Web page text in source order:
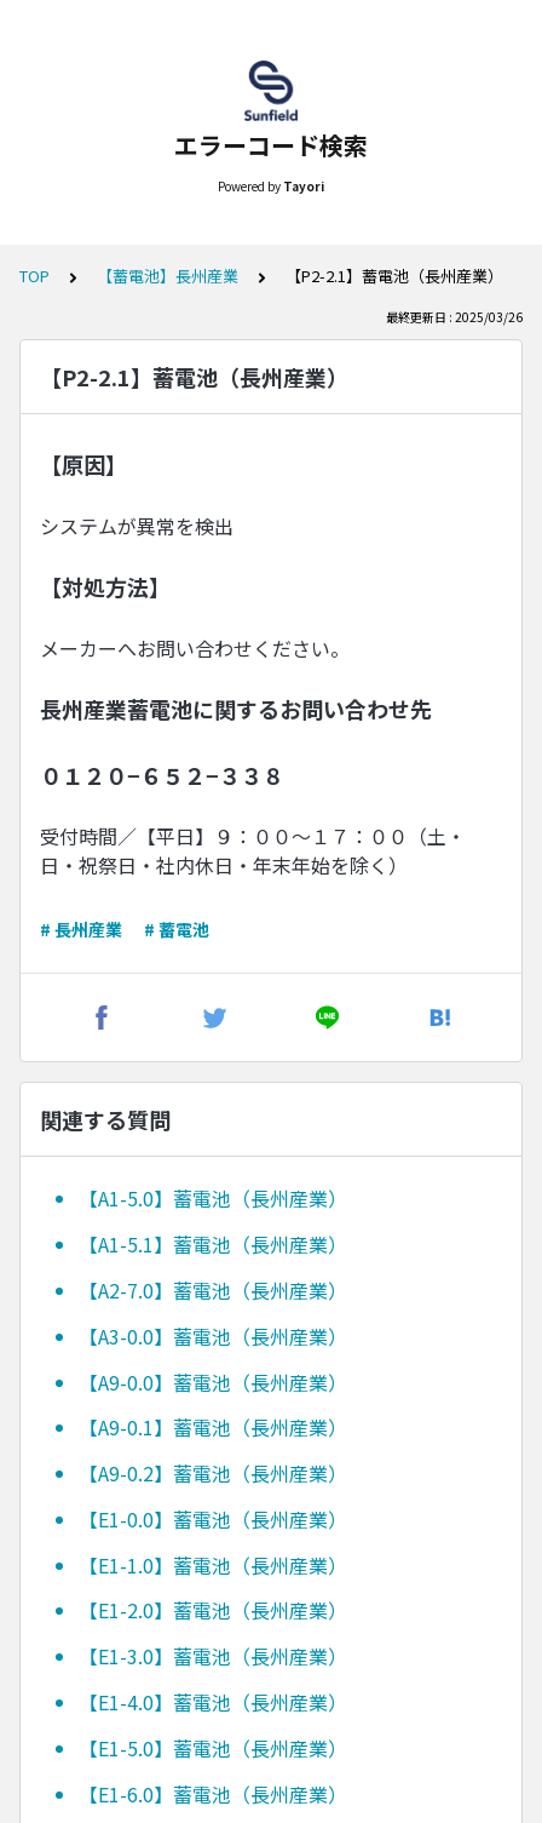
エラーコード検索
Powered by Tayori
TOP 【蓄電池】長州産業 【P2-2.1】蓄電池（長州産業）
最終更新日 : 2025/03/26
【P2-2.1】蓄電池（長州産業）
【原因】
システムが異常を検出
【対処方法】
メーカーへお問い合わせください。
長州産業蓄電池に関するお問い合わせ先
０１２０−６５２−３３８
受付時間／【平日】９：００〜１７：００（土・
日・祝祭日・社内休日・年末年始を除く）
# 長州産業 # 蓄電池
関連する質問
【A1-5.0】蓄電池（長州産業）
【A1-5.1】蓄電池（長州産業）
【A2-7.0】蓄電池（長州産業）
【A3-0.0】蓄電池（長州産業）
【A9-0.0】蓄電池（長州産業）
【A9-0.1】蓄電池（長州産業）
【A9-0.2】蓄電池（長州産業）
【E1-0.0】蓄電池（長州産業）
【E1-1.0】蓄電池（長州産業）
【E1-2.0】蓄電池（長州産業）
【E1-3.0】蓄電池（長州産業）
【E1-4.0】蓄電池（長州産業）
【E1-5.0】蓄電池（長州産業）
【E1-6.0】蓄電池（長州産業）